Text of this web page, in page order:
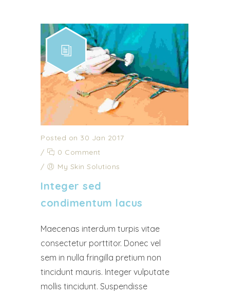
Posted on 30 Jan 2017
/
0 Comment
/
My Skin Solutions
Integer sed
condimentum lacus
Maecenas interdum turpis vitae
consectetur porttitor. Donec vel
sem in nulla fringilla pretium non
tincidunt mauris. Integer vulputate
mollis tincidunt. Suspendisse